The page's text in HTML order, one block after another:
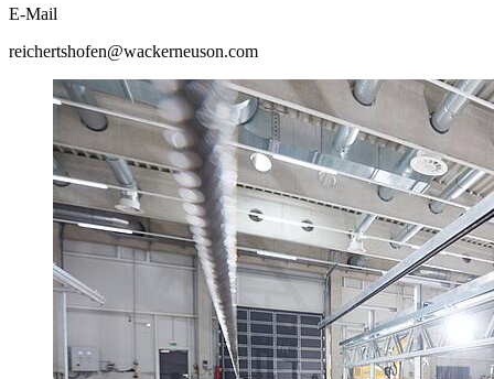
E-Mail
reichertshofen@wackerneuson.com